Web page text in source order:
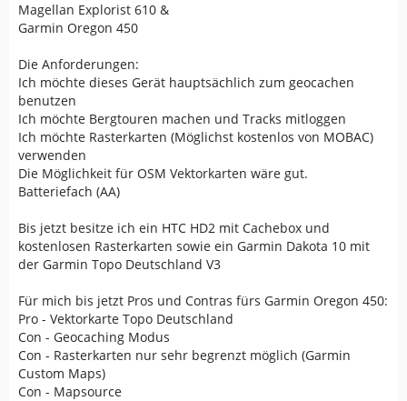
Magellan Explorist 610 &
Garmin Oregon 450
Die Anforderungen:
Ich möchte dieses Gerät hauptsächlich zum geocachen
benutzen
Ich möchte Bergtouren machen und Tracks mitloggen
Ich möchte Rasterkarten (Möglichst kostenlos von MOBAC)
verwenden
Die Möglichkeit für OSM Vektorkarten wäre gut.
Batteriefach (AA)
Bis jetzt besitze ich ein HTC HD2 mit Cachebox und
kostenlosen Rasterkarten sowie ein Garmin Dakota 10 mit
der Garmin Topo Deutschland V3
Für mich bis jetzt Pros und Contras fürs Garmin Oregon 450:
Pro - Vektorkarte Topo Deutschland
Con - Geocaching Modus
Con - Rasterkarten nur sehr begrenzt möglich (Garmin
Custom Maps)
Con - Mapsource